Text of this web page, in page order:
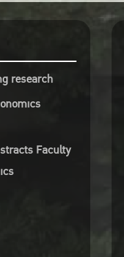
research
Faculty